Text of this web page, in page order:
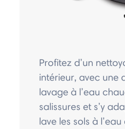
Profitez d’un
intérieur, avec une
lavage à l’eau
salissures et s’y
lave les sols à